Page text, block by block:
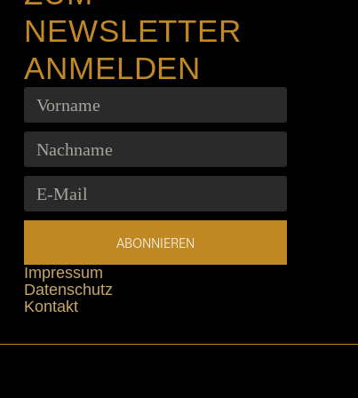
NEWSLETTER
ANMELDEN
ABONNIEREN
Impressum
Datenschutz
Kontakt